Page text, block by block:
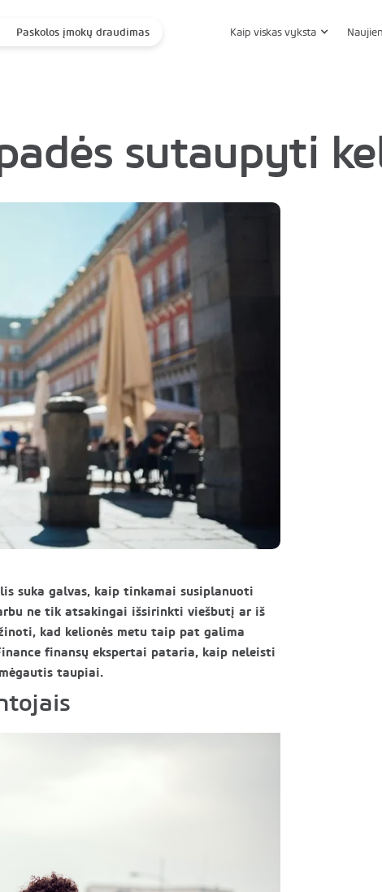
Paskolos įmokų draudimas Kaip viskas vyksta
sutaupyti
suka galvas, kaip tinkamai susiplanuoti
ne tik atsakingai išsirinkti viešbutį ar iš
kad kelionės metu taip pat galima
finansų ekspertai pataria, kaip neleisti
taupiai.